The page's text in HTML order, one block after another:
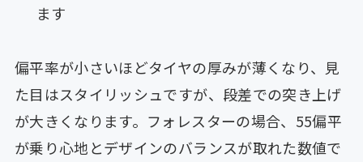
ます
偏平率が小さいほどタイヤの厚みが薄くなり、見
た目はスタイリッシュですが、段差での突き上げ
が大きくなります。フォレスターの場合、55偏平
が乗り心地とデザインのバランスが取れた数値で